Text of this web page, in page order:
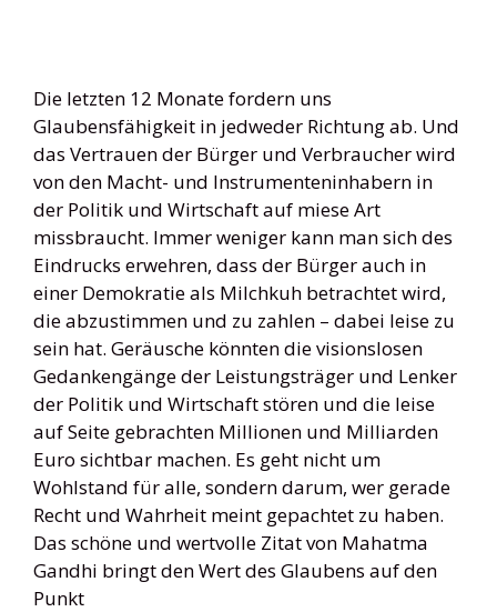
Die letzten 12 Monate fordern uns
Glaubensfähigkeit in jedweder Richtung ab. Und
das Vertrauen der Bürger und Verbraucher wird
von den Macht- und Instrumenteninhabern in
der Politik und Wirtschaft auf miese Art
missbraucht. Immer weniger kann man sich des
Eindrucks erwehren, dass der Bürger auch in
einer Demokratie als Milchkuh betrachtet wird,
die abzustimmen und zu zahlen – dabei leise zu
sein hat. Geräusche könnten die visionslosen
Gedankengänge der Leistungsträger und Lenker
der Politik und Wirtschaft stören und die leise
auf Seite gebrachten Millionen und Milliarden
Euro sichtbar machen. Es geht nicht um
Wohlstand für alle, sondern darum, wer gerade
Recht und Wahrheit meint gepachtet zu haben.
Das schöne und wertvolle Zitat von Mahatma
Gandhi bringt den Wert des Glaubens auf den
Punkt